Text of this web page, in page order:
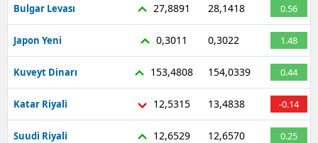
Bulgar Levası 27,8891 28,1418 0.56
Japon Yeni 0,3011 0,3022 1.48
Kuveyt Dinarı 153,4808 154,0339 0.44
Katar Riyali 12,5315 13,4838 -0.14
Suudi Riyali 12,6529 12,6570 0.25